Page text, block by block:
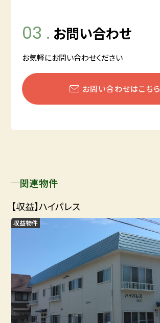
03 . お問い合わせ
お気軽にお問い合わせください
お問い合わせはこちら
関連物件
【収益】ハイパレス
収益物件